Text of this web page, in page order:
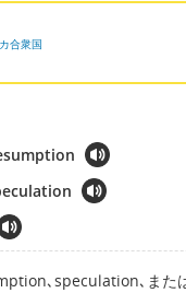
合衆国
､speculation､また